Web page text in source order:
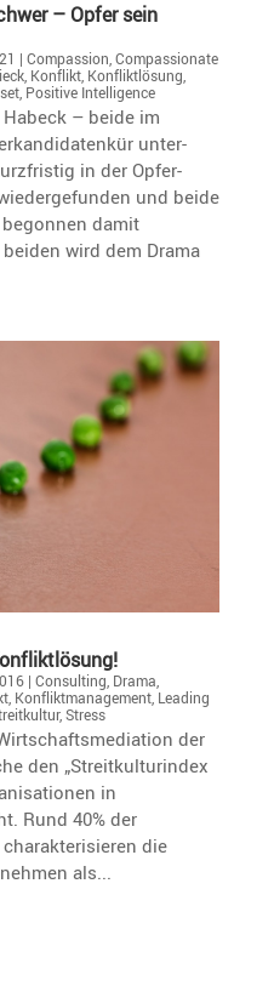
– Opfer sein
| Compassion,Compassionate
, Konflikt, Konfliktlösung,
, Positive Intelligence
– beide im
unter­
in der Opfer-
und beide
damit
wird dem Drama
| Consulting, Drama,
, Konfliktmanagement, Leading
,Stress
der
den „Streitkulturindex
in
Rund 40% der
die
als...